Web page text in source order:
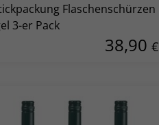
Flaschenschürzen
3-er Pack
38,90 €